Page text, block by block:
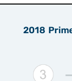
2018